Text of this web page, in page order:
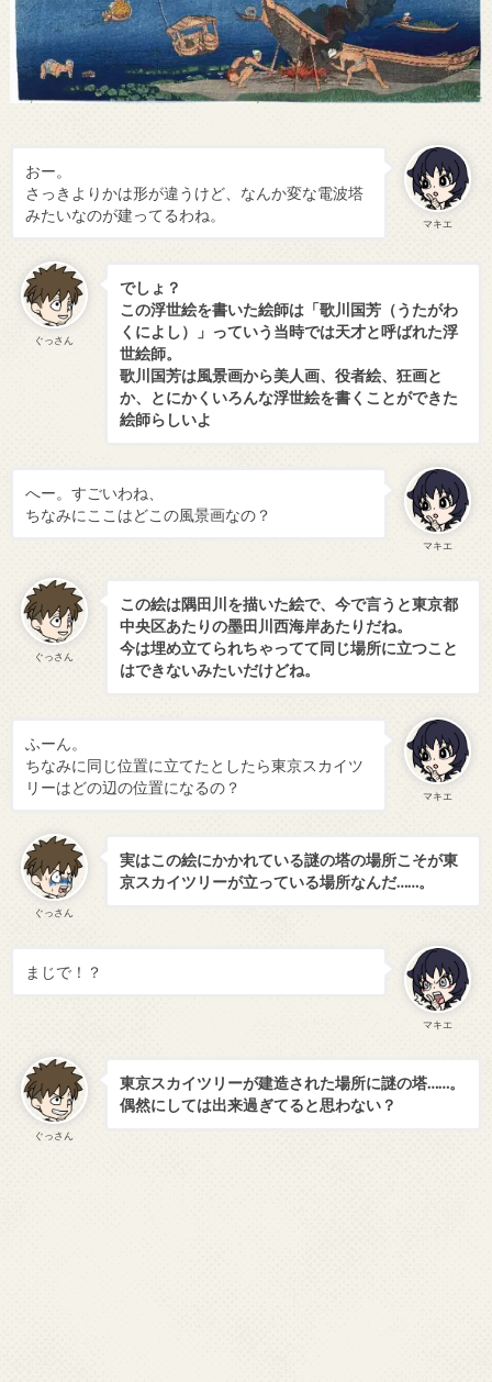
マキエ
おー。
さっきよりかは形が違うけど、なんか変な電波塔
みたいなのが建ってるわね。
ぐっさん
でしょ？
この浮世絵を書いた絵師は「歌川国芳（うたがわ
くによし）」っていう当時では天才と呼ばれた浮
世絵師。
歌川国芳は風景画から美人画、役者絵、狂画と
か、とにかくいろんな浮世絵を書くことができた
絵師らしいよ
マキエ
へー。すごいわね、
ちなみにここはどこの風景画なの？
ぐっさん
この絵は隅田川を描いた絵で、今で言うと東京都
中央区あたりの墨田川西海岸あたりだね。
今は埋め立てられちゃってて同じ場所に立つこと
はできないみたいだけどね。
マキエ
ふーん。
ちなみに同じ位置に立てたとしたら東京スカイツ
リーはどの辺の位置になるの？
ぐっさん
実はこの絵にかかれている謎の塔の場所こそが東
京スカイツリーが立っている場所なんだ……。
マキエ
まじで！？
ぐっさん
東京スカイツリーが建造された場所に謎の塔……。
偶然にしては出来過ぎてると思わない？